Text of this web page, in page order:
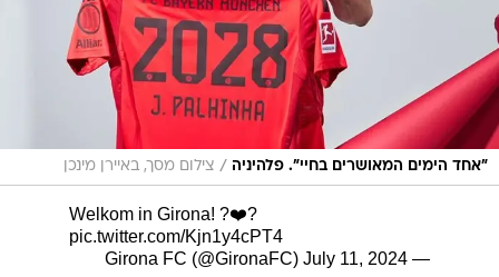
"אחד הימים המאושרים בחיי". פלהיניה / צילום מסך, באיירן מינכן
Welkom in Girona! ?❤️?
pic.twitter.com/Kjn1y4cPT4
— Girona FC (@GironaFC)
July 11, 2024